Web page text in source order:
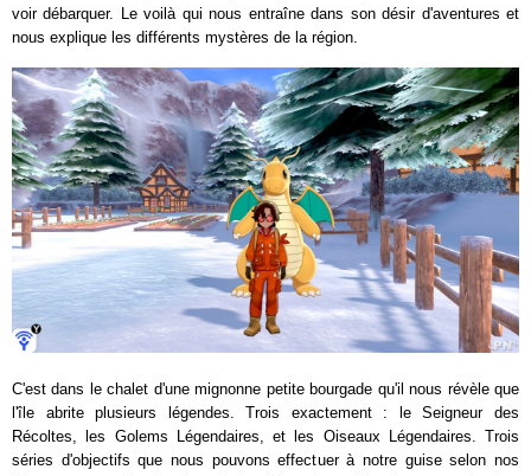
voir débarquer. Le voilà qui nous entraîne dans son désir d'aventures et
nous explique les différents mystères de la région.
C'est dans le chalet d'une mignonne petite bourgade qu'il nous révèle que
l'île abrite plusieurs légendes. Trois exactement : le Seigneur des
Récoltes, les Golems Légendaires, et les Oiseaux Légendaires. Trois
séries d'objectifs que nous pouvons effectuer à notre guise selon nos